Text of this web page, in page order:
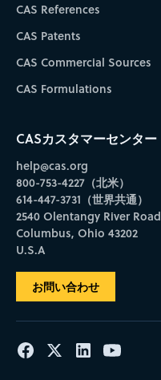
CAS References
CAS Patents
CAS Commercial Sources
CAS Formulations
CASカスタマーセンター
help@cas.org
800-753-4227（北米）
614-447-3731（世界共通）
2540 Olentangy River Road
Columbus, Ohio 43202
U.S.A
お問い合わせ